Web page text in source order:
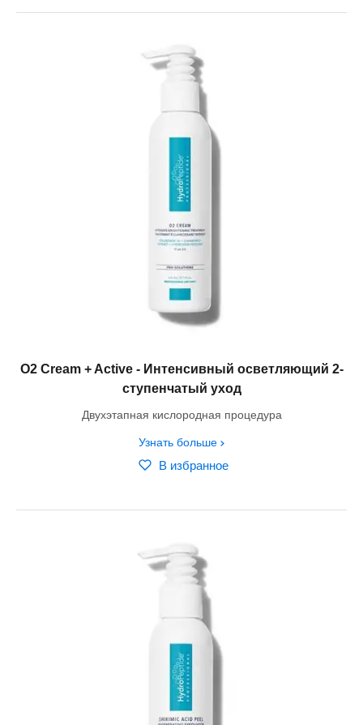
O2 Cream + Active - Интенсивный осветляющий 2-
ступенчатый уход
Двухэтапная кислородная процедура
Узнать больше
В избранное